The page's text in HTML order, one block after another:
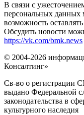
В связи с
персональных
возможность
Обсудить новости
https://vk.com/bmk.news
© 2004-2026
Консалтинг»
Св-во о регистрации
выдано Федеральной
законодательства в
культурного наследия